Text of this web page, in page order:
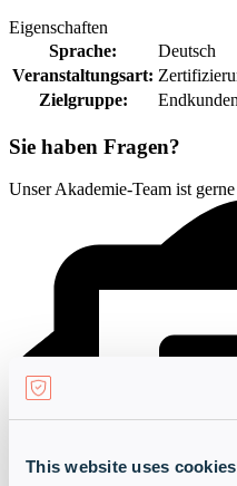
This website uses cookies
Eigenschaften
Sprache:
Deutsch
Veranstaltungsart:
Zielgruppe:
Endkunden
Sie haben Fragen?
Unser Akademie-Team ist